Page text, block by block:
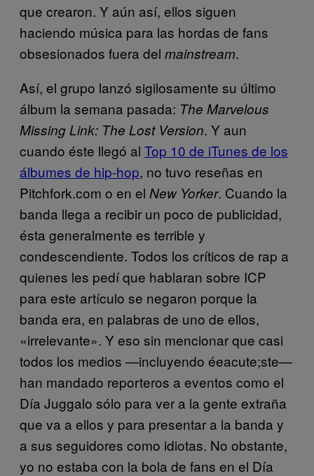
que crearon. Y aún así, ellos siguen
haciendo música para las hordas de fans
obsesionados fuera del mainstream.
Así, el grupo lanzó sigilosamente su último
álbum la semana pasada: The Marvelous
Missing Link: The Lost Version. Y aun
cuando éste llegó al Top 10 de iTunes de los
álbumes de hip-hop, no tuvo reseñas en
Pitchfork.com o en el New Yorker. Cuando la
banda llega a recibir un poco de publicidad,
ésta generalmente es terrible y
condescendiente. Todos los críticos de rap a
quienes les pedí que hablaran sobre ICP
para este artículo se negaron porque la
banda era, en palabras de uno de ellos,
«irrelevante». Y eso sin mencionar que casi
todos los medios —incluyendo éeacute;ste—
han mandado reporteros a eventos como el
Día Juggalo sólo para ver a la gente extraña
que va a ellos y para presentar a la banda y
a sus seguidores como idiotas. No obstante,
yo no estaba con la bola de fans en el Día